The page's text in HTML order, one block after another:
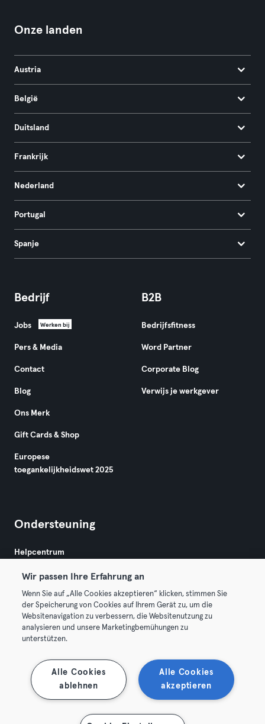
Onze landen
Austria
België
Duitsland
Frankrijk
Nederland
Portugal
Spanje
Bedrijf
Jobs Werken bij
Pers & Media
Contact
Blog
Ons Merk
Gift Cards & Shop
Europese
toegankelijkheidswet 2025
B2B
Bedrijfsfitness
Word Partner
Corporate Blog
Verwijs je werkgever
Ondersteuning
Helpcentrum
Algemene Voorwaarden
Membership opzeggen Trek hier je contract terug
Wir passen Ihre Erfahrung an
Wenn Sie auf „Alle Cookies akzeptieren“ klicken, stimmen Sie
der Speicherung von Cookies auf Ihrem Gerät zu, um die
Websitenavigation zu verbessern, die Websitenutzung zu
analysieren und unsere Marketingbemühungen zu
unterstützen.
Alle Cookies
akzeptieren
Alle Cookies
ablehnen